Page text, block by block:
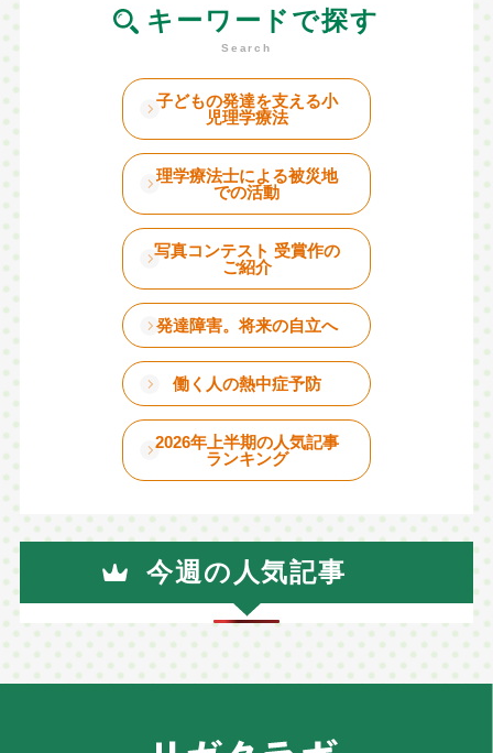
キーワードで探す
子どもの発達を支える小
児理学療法
理学療法士による被災地
での活動
写真コンテスト 受賞作の
ご紹介
発達障害。将来の自立へ
働く人の熱中症予防
2026年上半期の人気記事
ランキング
今週の人気記事